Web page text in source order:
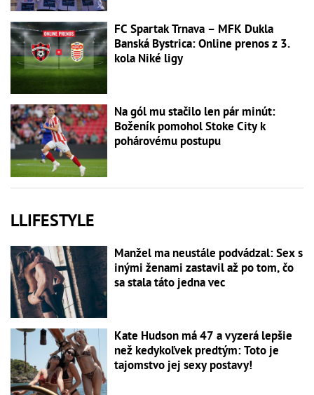
FC Spartak Trnava – MFK Dukla
Banská Bystrica: Online prenos z 3.
kola Niké ligy
Na gól mu stačilo len pár minút:
Boženík pomohol Stoke City k
pohárovému postupu
LLIFESTYLE
Manžel ma neustále podvádzal: Sex s
inými ženami zastavil až po tom, čo
sa stala táto jedna vec
Kate Hudson má 47 a vyzerá lepšie
než kedykoľvek predtým: Toto je
tajomstvo jej sexy postavy!